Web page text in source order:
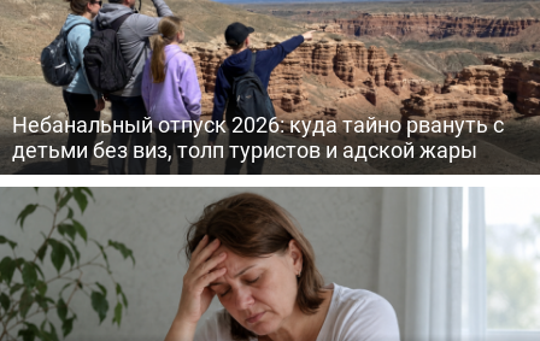
Небанальный отпуск 2026: куда тайно рвануть с
детьми без виз, толп туристов и адской жары